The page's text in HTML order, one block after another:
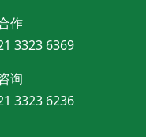
作
3323 6369
询
3323 6236